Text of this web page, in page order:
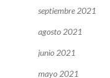
septiembre 2021
agosto 2021
junio 2021
mayo 2021